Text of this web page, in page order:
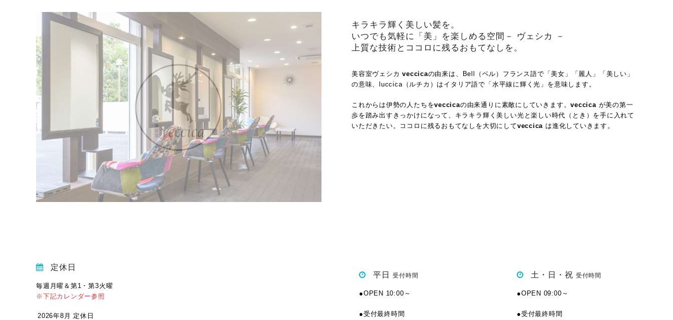
キラキラ輝く美しい髪を。
いつでも気軽に「美」を楽しめる空間－ ヴェシカ －
上質な技術とココロに残るおもてなしを。
美容室ヴェシカveccicaの由来は、Bell（ベル）フランス語で「美女」「麗人」「美しい」
の意味、luccica（ルチカ）はイタリア語で「水平線に輝く光」を意味します。
これからは伊勢の人たちをveccicaの由来通りに素敵にしていきます。veccicaが美の第一
歩を踏み出すきっかけになって、キラキラ輝く美しい光と楽しい時代（とき）を手に入れて
いただきたい。ココロに残るおもてなしを大切にしてveccica は進化していきます。
定休日
毎週月曜＆第1・第3火曜
※下記カレンダー参照
2026年8月 定休日
平日 受付時間
●OPEN 10:00～
●受付最終時間
土・日・祝 受付時間
●OPEN 09:00～
●受付最終時間